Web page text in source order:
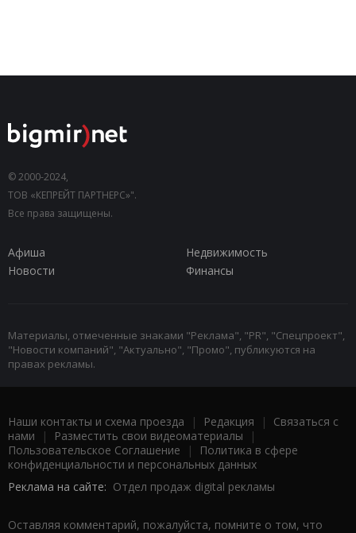
© 2000-2024,
ТОВ «КЕПРЕЙТ ПАРТНЕРС»".
Все права защищены.
Афиша
Недвижимость
Новости
Финансы
Материалы, отмеченные знаками "Реклама", "PR", "Спецпроект",
"Новости компаний", "Актуально", "Промо", публикуются на
правах рекламы.
Наши контакты и схема проезда | Редакция | Связаться с
нами | Разместить свои видеоматериалы |
Пользовательское Соглашение |
Политика в сфере
конфиденциальности и персональных данных
Реклама на сайте: Отдел продаж digital рекламы
Оставляя комментарий, пожалуйста, помните о том, что